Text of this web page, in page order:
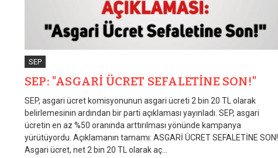
SEP
SEP: "ASGARİ ÜCRET SEFALETİNE SON!"
SEP, asgari ücret komisyonunun asgari ücreti 2 bin 20 TL olarak
belirlemesinin ardından bir parti açıklaması yayınladı. SEP, asgari
ücretin en az %50 oranında arttırılması yönünde kampanya
yürütüyordu. Açıklamanın tamamı: ASGARİ ÜCRET SEFALETİNE SON!
Asgari ücret, net 2 bin 20 TL olarak aç...